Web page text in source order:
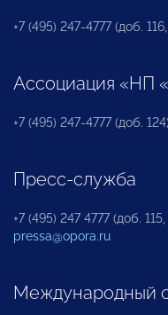
+7 (495) 247-4777 (доб. 116,
Ассоциация «НП
+7 (495) 247-4777 (доб. 124)
Пресс-служба
+7 (495) 247 4777 (доб. 115,
pressa@opora.ru
Международный